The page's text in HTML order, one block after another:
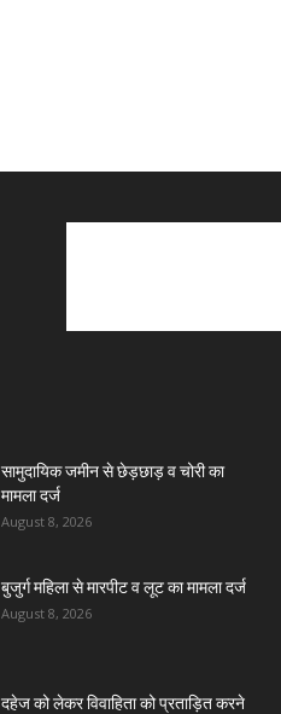
सामुदायिक जमीन से छेड़छाड़ व चोरी का
मामला दर्ज
August 8, 2026
बुजुर्ग महिला से मारपीट व लूट का मामला दर्ज
August 8, 2026
दहेज को लेकर विवाहिता को प्रताड़ित करने